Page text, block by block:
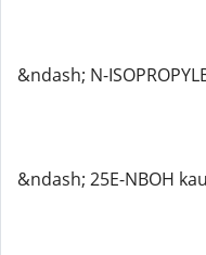
&ndash; N-
&ndash; 25E-NBOH